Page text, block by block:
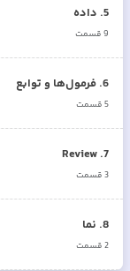
5
. داده
9قسمت
6
. فرمول‌ها و توابع
5قسمت
7
.
Review
3قسمت
8
. نما
2قسمت